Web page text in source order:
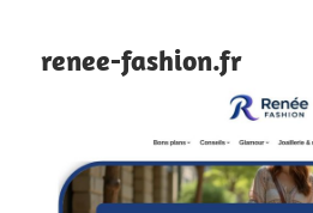
renee-fashion.fr